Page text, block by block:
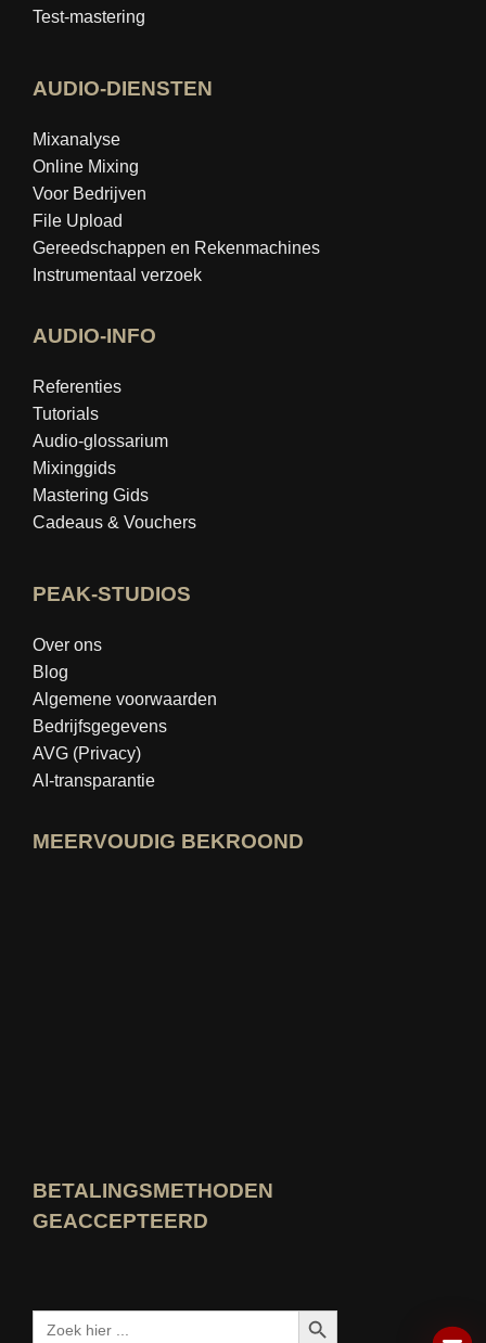
Test-mastering
AUDIO-DIENSTEN
Mixanalyse
Online Mixing
Voor Bedrijven
File Upload
Gereedschappen en Rekenmachines
Instrumentaal verzoek
AUDIO-INFO
Referenties
Tutorials
Audio-glossarium
Mixinggids
Mastering Gids
Cadeaus & Vouchers
PEAK-STUDIOS
Over ons
Blog
Algemene voorwaarden
Bedrijfsgegevens
AVG (Privacy)
AI-transparantie
MEERVOUDIG BEKROOND
BETALINGSMETHODEN
GEACCEPTEERD
Zoeken: Zoekknop